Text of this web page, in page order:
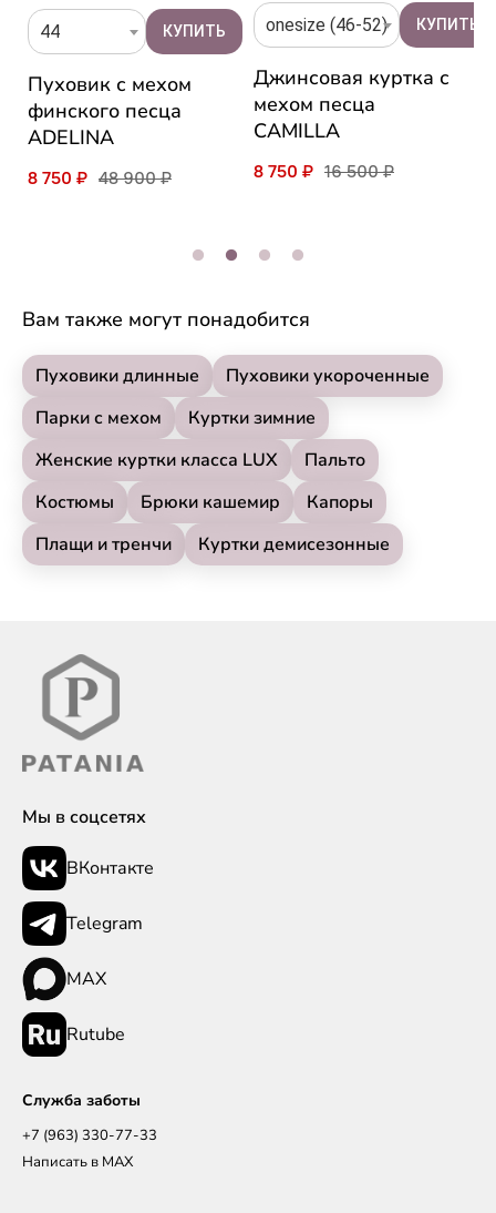
44
Пуховик с мехом
финского песца
ADELINA
8 750 ₽ 48 900 ₽
onesize (46-52)
Джинсовая куртка с
мехом песца
CAMILLA
8 750 ₽ 16 500 ₽
Вам также могут понадобится
Пуховики длинные
Пуховики укороченные
Парки с мехом
Куртки зимние
Женские куртки класса LUX
Пальто
Костюмы
Брюки кашемир
Капоры
Плащи и тренчи
Куртки демисезонные
Мы в соцсетях
ВКонтакте
Telegram
MAX
Rutube
Служба заботы
+7 (963) 330-77-33
Написать в MAX